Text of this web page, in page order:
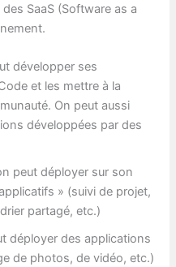
SaaS (Software as a
développer ses
et les mettre à la
On peut aussi
développées par des
peut déployer sur son
» (suivi de projet,
partagé, etc.)
déployer des applications
de photos, de vidéo, etc.)